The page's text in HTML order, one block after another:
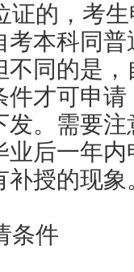
证的，考
考本科同
不同的是
件才可申
发。需要
业后一年
补授的现象
条件